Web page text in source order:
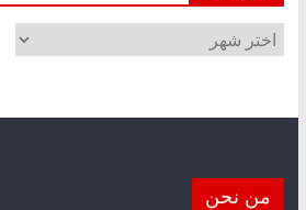
الأرشيف
من نحن